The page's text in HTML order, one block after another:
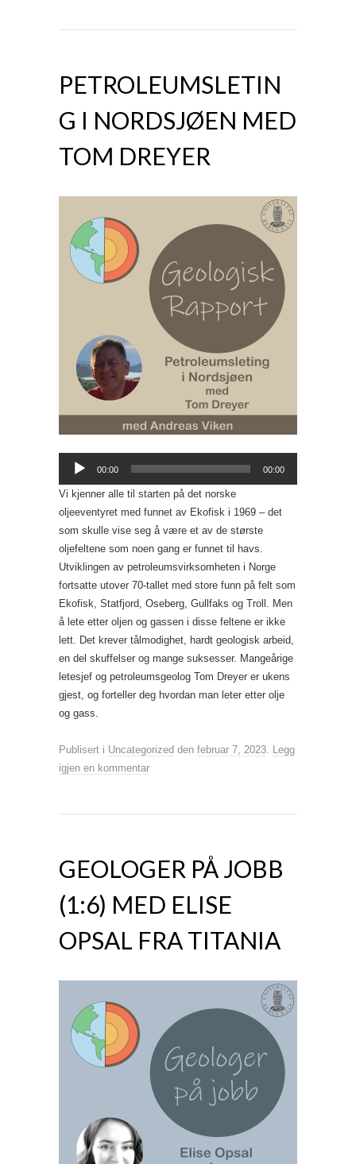
PETROLEUMSLETIN
G I NORDSJØEN MED
TOM DREYER
Lydavspiller
00:00 00:00
Vi kjenner alle til starten på det norske
oljeeventyret med funnet av Ekofisk i 1969 – det
som skulle vise seg å være et av de største
oljefeltene som noen gang er funnet til havs.
Utviklingen av petroleumsvirksomheten i Norge
fortsatte utover 70-tallet med store funn på felt som
Ekofisk, Statfjord, Oseberg, Gullfaks og Troll. Men
å lete etter oljen og gassen i disse feltene er ikke
lett. Det krever tålmodighet, hardt geologisk arbeid,
en del skuffelser og mange suksesser. Mangeårige
letesjef og petroleumsgeolog Tom Dreyer er ukens
gjest, og forteller deg hvordan man leter etter olje
og gass.
Publisert i Uncategorized den februar 7, 2023. Legg
igjen en kommentar
GEOLOGER PÅ JOBB
(1:6) MED ELISE
OPSAL FRA TITANIA